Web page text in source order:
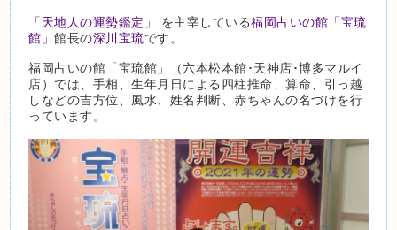
「天地人の運勢鑑定」 を主宰している福岡占いの館「宝琉
館」館長の深川宝琉です。
福岡占いの館「宝琉館」（六本松本館･天神店･博多マルイ
店）では、手相、生年月日による四柱推命、算命、引っ越
しなどの吉方位、風水、姓名判断、赤ちゃんの名づけを行
っています。